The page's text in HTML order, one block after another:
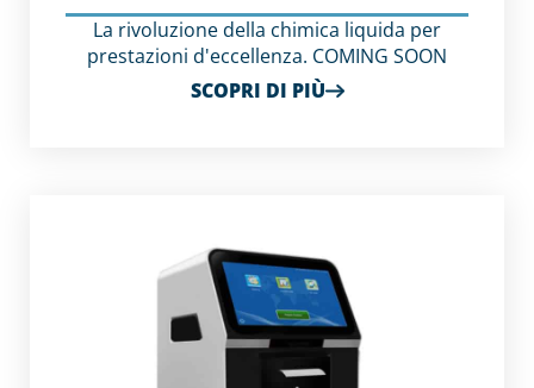
La rivoluzione della chimica liquida per
prestazioni d'eccellenza. COMING SOON
SCOPRI DI PIÙ